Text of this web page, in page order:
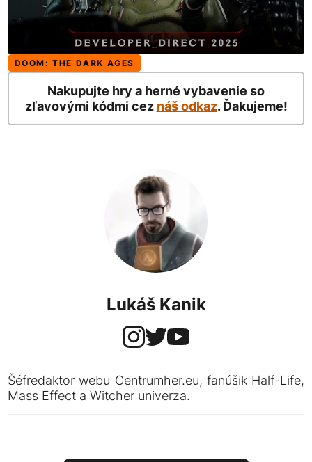
DOOM: THE DARK AGES
Nakupujte hry a herné vybavenie so
zľavovými kódmi cez náš odkaz. Ďakujeme!
Lukáš Kanik
Šéfredaktor webu Centrumher.eu, fanúšik Half-Life,
Mass Effect a Witcher univerza.